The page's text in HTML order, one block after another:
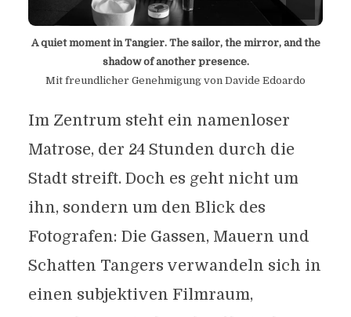
A quiet moment in Tangier. The sailor, the mirror, and the
shadow of another presence.
Mit freundlicher Genehmigung von Davide Edoardo
Im Zentrum steht ein namenloser
Matrose, der 24 Stunden durch die
Stadt streift. Doch es geht nicht um
ihn, sondern um den Blick des
Fotografen: Die Gassen, Mauern und
Schatten Tangers verwandeln sich in
einen subjektiven Filmraum,